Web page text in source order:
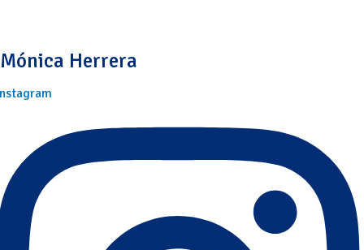
Mónica Herrera